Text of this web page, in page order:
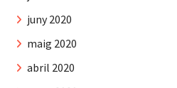
juny 2020
maig 2020
abril 2020